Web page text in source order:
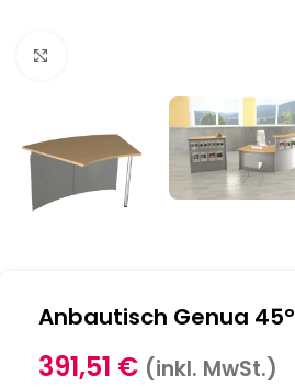
Anbautisch Genua 45°
391,51 € (inkl. MwSt.)